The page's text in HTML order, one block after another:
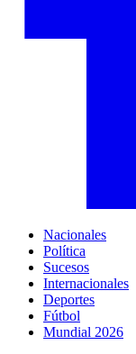
Nacionales
Política
Sucesos
Internacionales
Deportes
Fútbol
Mundial 2026